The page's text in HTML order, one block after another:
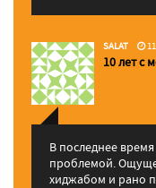
SALAT
10 лет с
В последнее
проблемой.
хиджабом и рано